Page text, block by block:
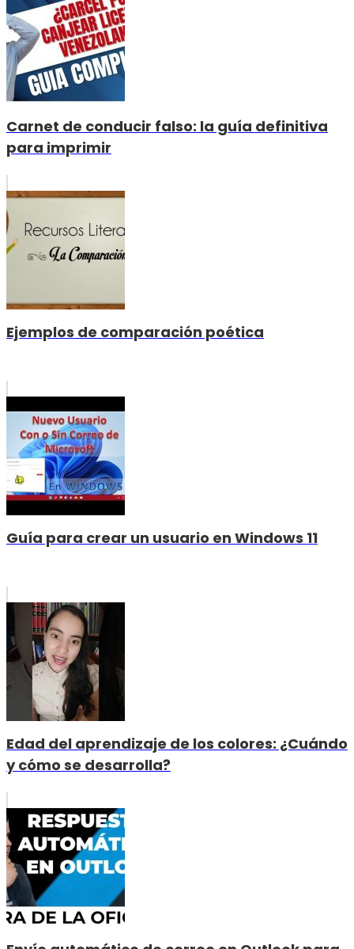
Carnet de conducir falso: la guía definitiva
para imprimir
Ejemplos de comparación poética
Guía para crear un usuario en Windows 11
Edad del aprendizaje de los colores: ¿Cuándo
y cómo se desarrolla?